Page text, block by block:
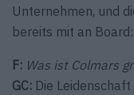
Unternehmen, und
bereits mit an
F: Was ist Colmars
GC: Die